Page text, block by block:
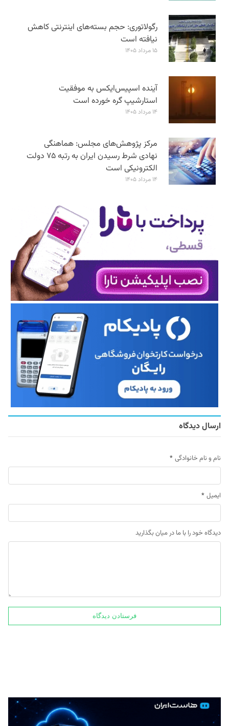
رگولاتوری: حجم بسته‌های اینترنتی کاهش
نیافته است
۱۵ مرداد ۱۴۰۵
آینده اسپیس‌ایکس به موفقیت
استارشیپ گره خورده است
۱۴ مرداد ۱۴۰۵
مرکز پژوهش‌های مجلس: هماهنگی
نهادی شرط رسیدن ایران به رتبه ۷۵ دولت
الکترونیکی است
۱۴ مرداد ۱۴۰۵
ارسال دیدگاه
نام و نام خانوادگی *
ایمیل *
دیدگاه خود را با ما در میان بگذارید